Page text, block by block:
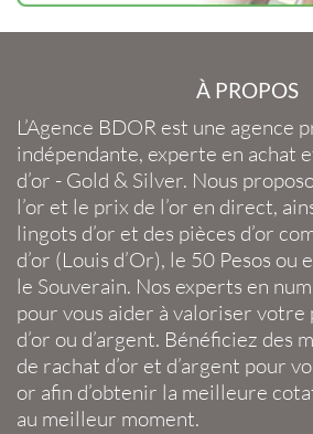
À PROPOS
L’Agence BDOR est une agence
indépendante, experte en achat
d’or - Gold & Silver. Nous
l’or et le prix de l’or en direct,
lingots d’or et des pièces d’or
d’or (Louis d’Or), le 50 Pesos ou
le Souverain. Nos experts en
pour vous aider à valoriser votre
d’or ou d’argent. Bénéficiez des
de rachat d’or et d’argent pour
or afin d’obtenir la meilleure
au meilleur moment.